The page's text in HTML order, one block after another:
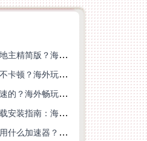
巴西怎么玩边锋四人斗地主精简版？海外游戏党的加速器终极选择
巴西怎么玩新笑傲江湖不卡顿？海外玩家国服游戏加速终极指南（附猫和老鼠一梦江湖实测）
英国打明日之后怎么提速的？海外畅玩国服游戏终极指南
足球世界国外加速器下载安装指南：海外党畅玩国服游戏的终极解决方案
国外玩合金弹头：觉醒用什么加速器？一份写给海外游子的畅玩指南